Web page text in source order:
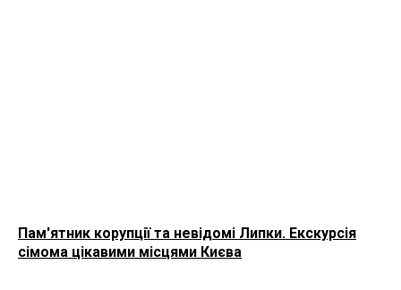
Пам'ятник корупції та невідомі Липки. Екскурсія
сімома цікавими місцями Києва